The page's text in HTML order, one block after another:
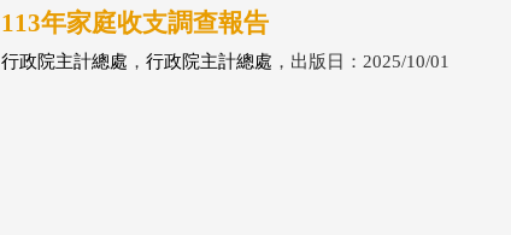
113年家庭收支調查報告
行政院主計總處 ， 行政院主計總處 ，出版日：2025/10/01